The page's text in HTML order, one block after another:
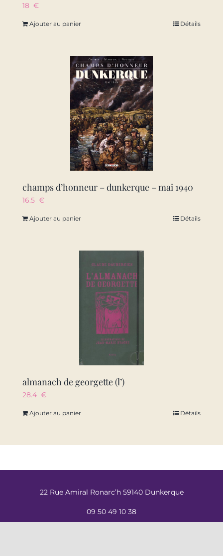
18 €
Ajouter au panier Détails
champs d’honneur – dunkerque – mai 1940
16.5 €
Ajouter au panier Détails
almanach de georgette (l’)
28.4 €
Ajouter au panier Détails
22 Rue Amiral Ronarc’h 59140 Dunkerque
09 50 49 10 38